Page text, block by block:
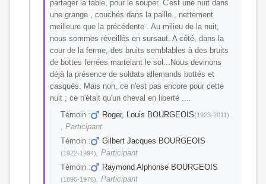
partager la table, pour le souper. C'est une nuit dans
une grange , couchés dans la paille , nettement
meilleure que la précédente . Au milieu de la nuit,
nous sommes réveillés en sursaut. A côté, dans la
cour de la ferme, des bruits semblables à des bruits
de bottes ferrées martelant le sol...Nous devinons
déjà la présence de soldats allemands bottés et
casqués. Mais non, ce n'est pas encore pour cette
nuit ; ce n'était qu'un cheval en liberté ....
Témoin :
Roger, Louis BOURGEOIS(1923-2011)
, Participant
Témoin :
Gilbert Jacques BOURGEOIS
(1922-1994), Participant
Témoin :
Raymond Alphonse BOURGEOIS
(1896-1976), Participant